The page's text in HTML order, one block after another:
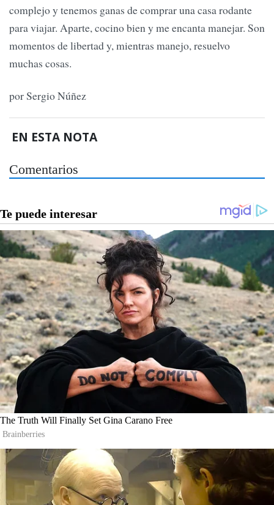
complejo y tenemos ganas de comprar una casa rodante
para viajar. Aparte, cocino bien y me encanta manejar. Son
momentos de libertad y, mientras manejo, resuelvo
muchas cosas.
por Sergio Núñez
EN ESTA NOTA
Comentarios